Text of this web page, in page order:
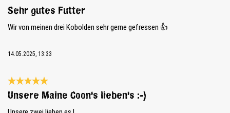
Review with rating of 4 out of 5 stars
Sehr gutes Futter
Wir von meinen drei Kobolden sehr gerne gefressen 👍
14.05.2025, 13:33
Review with rating of 5 out of 5 stars
Unsere Maine Coon's lieben's :-)